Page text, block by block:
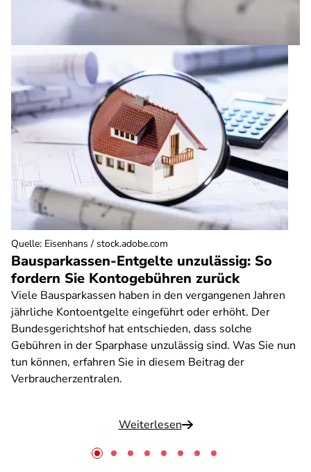
Bausparkassen-Entgelte unzulässig: So
fordern Sie Kontogebühren zurück
Viele Bausparkassen haben in den vergangenen Jahren
jährliche Kontoentgelte eingeführt oder erhöht. Der
Bundesgerichtshof hat entschieden, dass solche
Gebühren in der Sparphase unzulässig sind. Was Sie nun
tun können, erfahren Sie in diesem Beitrag der
Verbraucherzentralen.
Weiterlesen
Quelle: Eisenhans / stock.adobe.com